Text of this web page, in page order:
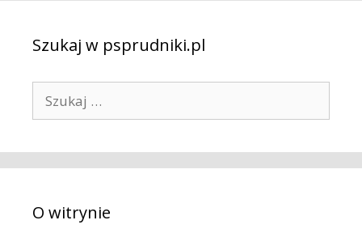
Szukaj w psprudniki.pl
k
a
:O witrynie